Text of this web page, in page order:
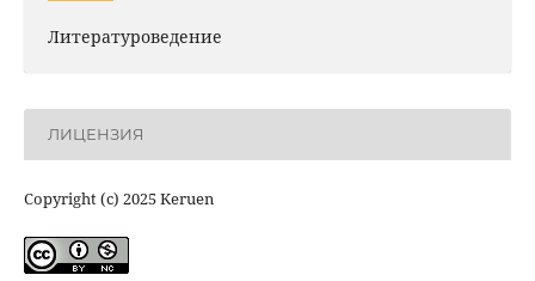
Литературоведение
ЛИЦЕНЗИЯ
Copyright (c) 2025 Keruen